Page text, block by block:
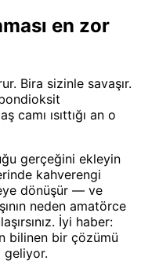
en zor
Bira sizinle savaşır.
camı ısıttığı an o
gerçeğini ekleyin
kahverengi
dönüşür — ve
neden amatörce
İyi haber:
bilinen bir çözümü
geliyor.